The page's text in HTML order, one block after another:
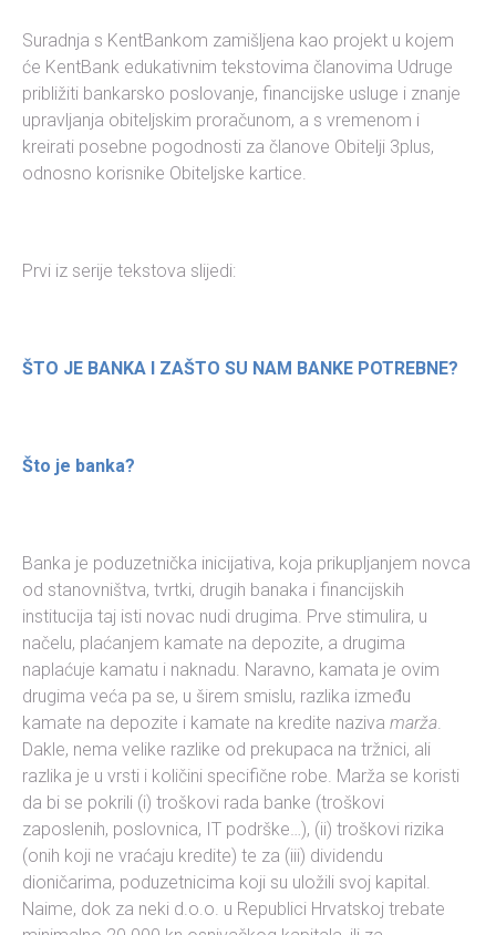
Suradnja s KentBankom zamišljena kao projekt u kojem
će KentBank edukativnim tekstovima članovima Udruge
približiti bankarsko poslovanje, financijske usluge i znanje
upravljanja obiteljskim proračunom, a s vremenom i
kreirati posebne pogodnosti za članove Obitelji 3plus,
odnosno korisnike Obiteljske kartice.
Prvi iz serije tekstova slijedi:
ŠTO JE BANKA I ZAŠTO SU NAM BANKE POTREBNE?
Što je banka?
Banka je poduzetnička inicijativa, koja prikupljanjem novca
od stanovništva, tvrtki, drugih banaka i financijskih
institucija taj isti novac nudi drugima. Prve stimulira, u
načelu, plaćanjem kamate na depozite, a drugima
naplaćuje kamatu i naknadu. Naravno, kamata je ovim
drugima veća pa se, u širem smislu, razlika između
kamate na depozite i kamate na kredite naziva marža.
Dakle, nema velike razlike od prekupaca na tržnici, ali
razlika je u vrsti i količini specifične robe. Marža se koristi
da bi se pokrili (i) troškovi rada banke (troškovi
zaposlenih, poslovnica, IT podrške…), (ii) troškovi rizika
(onih koji ne vraćaju kredite) te za (iii) dividendu
dioničarima, poduzetnicima koji su uložili svoj kapital.
Naime, dok za neki d.o.o. u Republici Hrvatskoj trebate